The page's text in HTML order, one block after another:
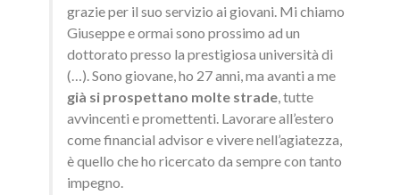
grazie per il suo servizio ai giovani. Mi chiamo
Giuseppe e ormai sono prossimo ad un
dottorato presso la prestigiosa università di
(…). Sono giovane, ho 27 anni, ma avanti a me
già si prospettano molte strade, tutte
avvincenti e promettenti. Lavorare all’estero
come financial advisor e vivere nell’agiatezza,
è quello che ho ricercato da sempre con tanto
impegno.